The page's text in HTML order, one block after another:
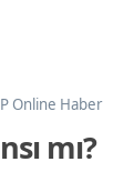
Online Haber
mı?